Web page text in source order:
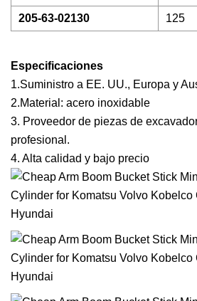
205-63-02130 125
Especificaciones
1.Suministro a EE. UU., Europa y
2.Material: acero inoxidable
3. Proveedor de piezas de
profesional.
4. Alta calidad y bajo precio